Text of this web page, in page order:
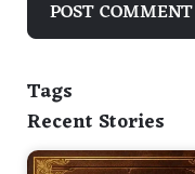
Tags
Recent Stories